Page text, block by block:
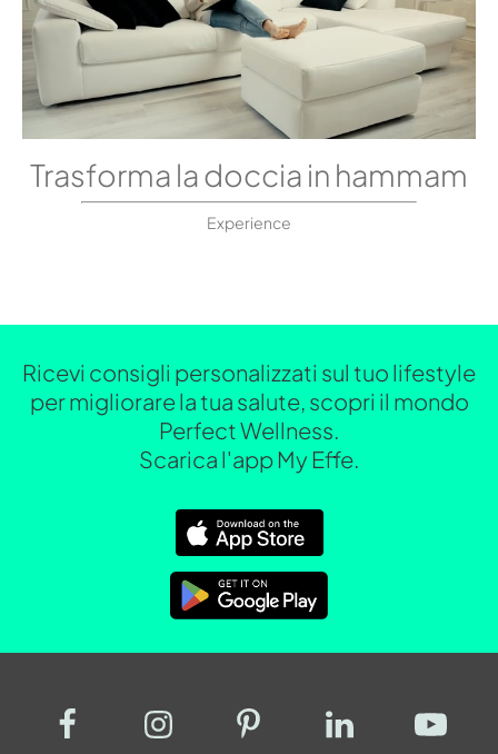
Trasforma la doccia in hammam
Experience
Ricevi consigli personalizzati sul tuo lifestyle
per migliorare la tua salute, scopri il mondo
Perfect Wellness.
Scarica l'app My Effe.